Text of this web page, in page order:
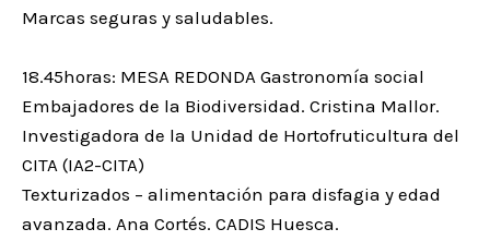
Marcas seguras y saludables.
18.45horas: MESA REDONDA Gastronomía social
Embajadores de la Biodiversidad. Cristina Mallor.
Investigadora de la Unidad de Hortofruticultura del
CITA (IA2-CITA)
Texturizados – alimentación para disfagia y edad
avanzada. Ana Cortés. CADIS Huesca.